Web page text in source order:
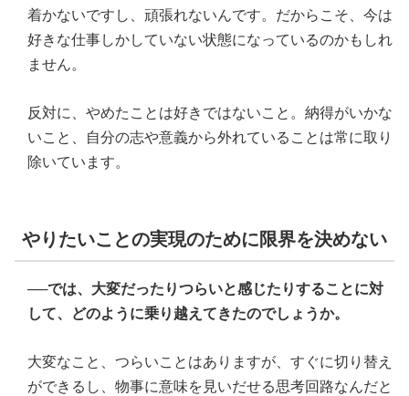
着かないですし、頑張れないんです。だからこそ、今は
好きな仕事しかしていない状態になっているのかもしれ
ません。
反対に、やめたことは好きではないこと。納得がいかな
いこと、自分の志や意義から外れていることは常に取り
除いています。
やりたいことの実現のために限界を決めない
──では、大変だったりつらいと感じたりすることに対
して、どのように乗り越えてきたのでしょうか。
大変なこと、つらいことはありますが、すぐに切り替え
ができるし、物事に意味を見いだせる思考回路なんだと